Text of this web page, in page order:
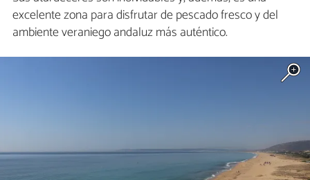
excelente zona para disfrutar de pescado fresco y del
ambiente veraniego andaluz más auténtico.